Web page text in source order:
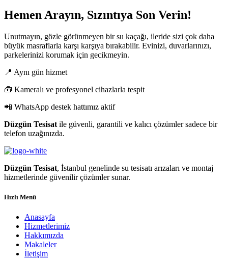
Hemen Arayın, Sızıntıya Son Verin!
Unutmayın, gözle görünmeyen bir su kaçağı, ileride sizi çok daha
büyük masraflarla karşı karşıya bırakabilir. Evinizi, duvarlarınızı,
parkelerinizi korumak için gecikmeyin.
📍 Aynı gün hizmet
🧰 Kameralı ve profesyonel cihazlarla tespit
📲 WhatsApp destek hattımız aktif
Düzgün Tesisat ile güvenli, garantili ve kalıcı çözümler sadece bir
telefon uzağınızda.
Düzgün Tesisat, İstanbul genelinde su tesisatı arızaları ve montaj
hizmetlerinde güvenilir çözümler sunar.
Hızlı Menü
Anasayfa
Hizmetlerimiz
Hakkımızda
Makaleler
İletişim